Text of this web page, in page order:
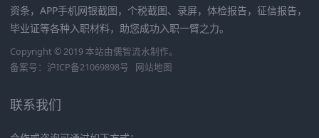
资条，APP手机网银截图，个税截图、录屏，体检报告，征信报告，
毕业证等各种入职材料，助您成功入职一臂之力。
Copyright © 2019 本站由儒智流水制作。
备案号： 沪ICP备21069898号 网站地图
联系我们